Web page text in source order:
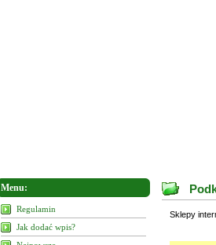
Menu:
Regulamin
Jak dodać wpis?
Sklepy